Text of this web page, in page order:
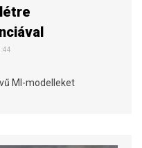
MI-modelleket